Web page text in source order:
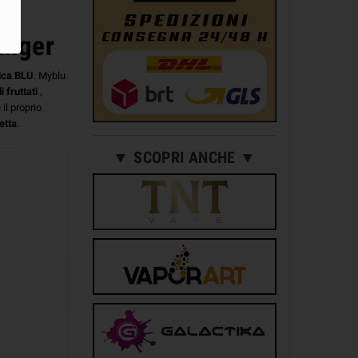
BLU . Myblu
fruttati
il proprio
▼ SCOPRI ANCHE ▼